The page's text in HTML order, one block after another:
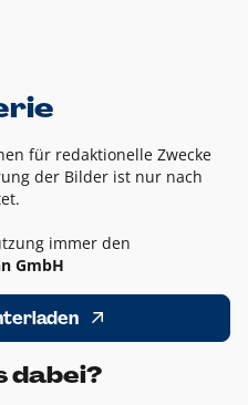
für redaktionelle Zwecke
der Bilder ist nur nach
immer den
GmbH
dabei?